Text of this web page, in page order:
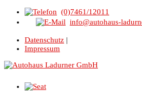
(0)7461/12011
info@autohaus-
Datenschutz |
Impressum